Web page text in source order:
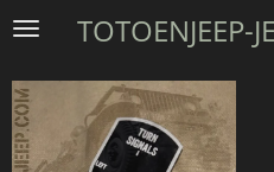
Passer
contenu
principal
TOTOENJEEP-